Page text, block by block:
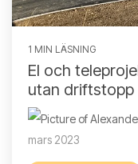
1 MIN LÄSNING
El och
utan driftstopp
mars 2023